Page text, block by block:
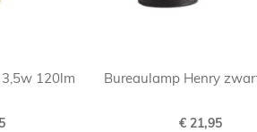
120lm
Bureaulamp Henry
€ 21,95